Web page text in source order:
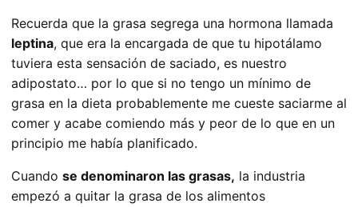
Recuerda que la grasa segrega una hormona llamada
leptina, que era la encargada de que tu hipotálamo
tuviera esta sensación de saciado, es nuestro
adipostato… por lo que si no tengo un mínimo de
grasa en la dieta probablemente me cueste saciarme al
comer y acabe comiendo más y peor de lo que en un
principio me había planificado.
Cuando se denominaron las grasas, la industria
empezó a quitar la grasa de los alimentos